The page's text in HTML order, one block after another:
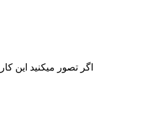
اگر تصور میکنید این کار به